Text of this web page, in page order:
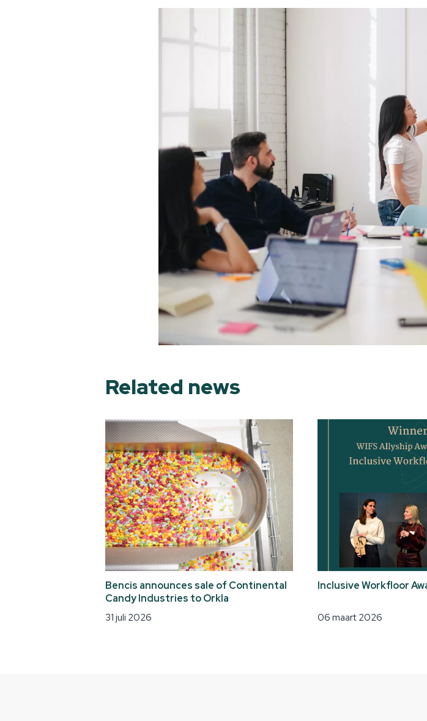
Related news
Bencis announces sale of Continental
Candy Industries to Orkla
31 juli 2026
Inclusive Workfloor
06 maart 2026